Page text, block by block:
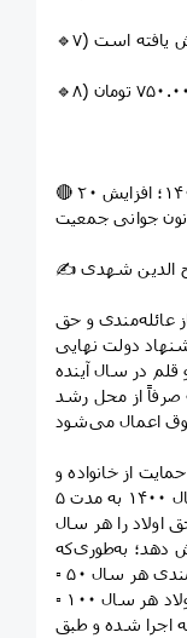
🔴 عائله‌مندی و حق اولاد در بودجه ۱۴۰۵؛ افزایش ۲۰
جوانی جمعیت
الدین شهدی
بودجه سال ۱۴۰۵، امتیاز عائله‌مندی و حق
دولت نهایی
در سال آینده
که صرفاً از محل رشد
که طبق ماده ۱۶ قانون حمایت از خانواده و
جوانی جمعیت، دولت مکلف بوده از سال ۱۴۰۰ به مدت ۵
و حق اولاد را هر سال
اجرا شده و طبق